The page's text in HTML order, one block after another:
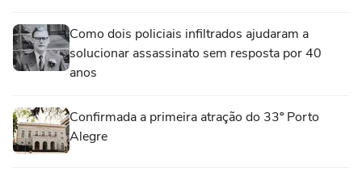
Como dois policiais infiltrados ajudaram a
solucionar assassinato sem resposta por 40
anos
Confirmada a primeira atração do 33º Porto
Alegre